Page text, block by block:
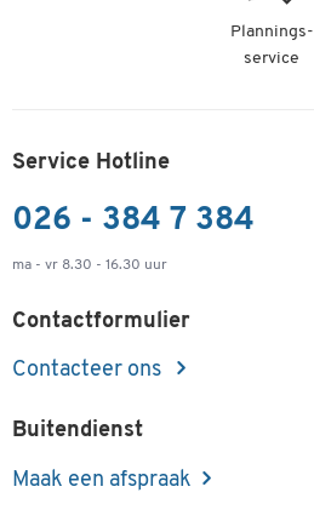
Plannings-
service
Service Hotline
026 - 384 7 384
ma - vr 8.30 - 16.30 uur
Contactformulier
Contacteer ons
Buitendienst
Maak een afspraak